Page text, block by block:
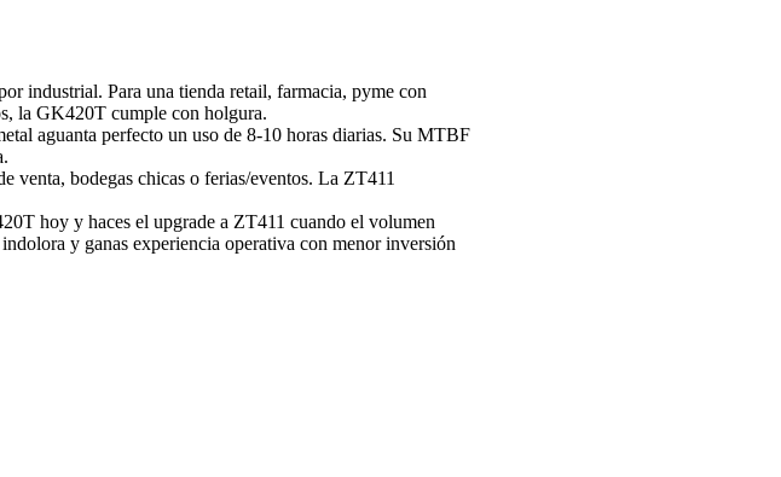
industrial. Para una tienda retail, farmacia, pyme con
la GK420T cumple con holgura.
aguanta perfecto un uso de 8-10 horas diarias. Su MTBF
bodegas chicas o ferias/eventos. La ZT411
hoy y haces el upgrade a ZT411 cuando el volumen
y ganas experiencia operativa con menor inversión